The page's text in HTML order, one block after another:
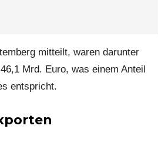
mitteilt, waren darunter
Mrd. Euro, was einem Anteil
entspricht.